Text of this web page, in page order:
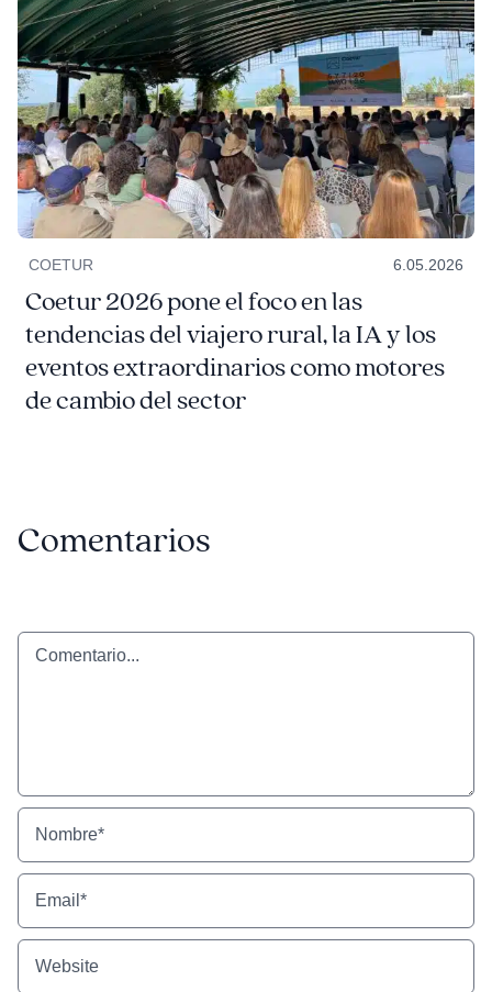
COETUR 6.05.2026
Coetur 2026 pone el foco en las
tendencias del viajero rural, la IA y los
eventos extraordinarios como motores
de cambio del sector
Comentarios
Comentario